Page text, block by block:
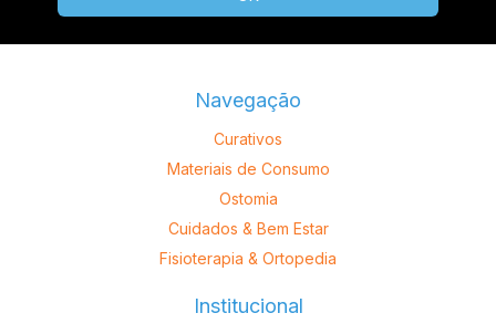
Navegação
Curativos
Materiais de Consumo
Ostomia
Cuidados & Bem Estar
Fisioterapia & Ortopedia
Institucional